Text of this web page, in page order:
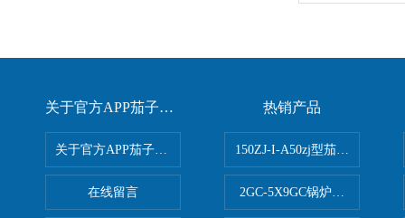
关于官方APP茄子视频下载
关于官方APP茄子视频下载
在线留言
热销产品
150ZJ-I-A50zj型茄子视频更懂
2GC-5X9GC锅炉给水泵 给水